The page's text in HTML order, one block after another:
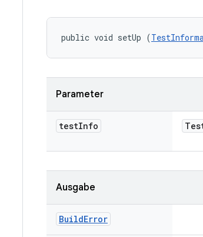
public void setUp (
Parameter
testInfo
Ausgabe
BuildError